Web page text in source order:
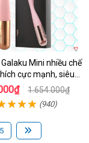
Mini nhiều chế
cực mạnh, siêu
sướng1.654.000₫
(940)
5